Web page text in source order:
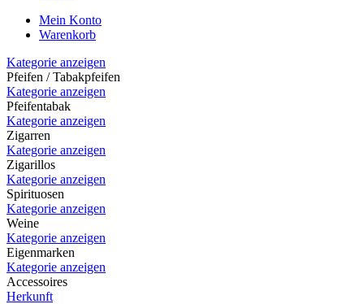
Mein Konto
Warenkorb
Kategorie anzeigen
Pfeifen / Tabakpfeifen
Kategorie anzeigen
Pfeifentabak
Kategorie anzeigen
Zigarren
Kategorie anzeigen
Zigarillos
Kategorie anzeigen
Spirituosen
Kategorie anzeigen
Weine
Kategorie anzeigen
Eigenmarken
Kategorie anzeigen
Accessoires
Herkunft